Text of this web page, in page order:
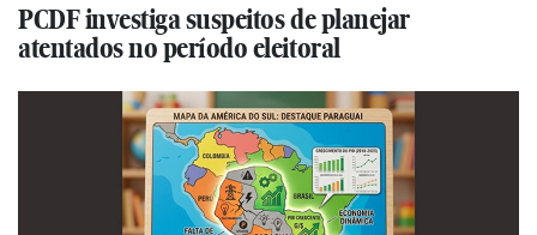
PCDF investiga suspeitos de planejar
atentados no período eleitoral